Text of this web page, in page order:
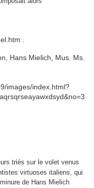
.
Hans Mielich, Mus. Ms.
images/index.html?
triés sur le volet venus
virtuoses italiens, qui
de Hans Mielich